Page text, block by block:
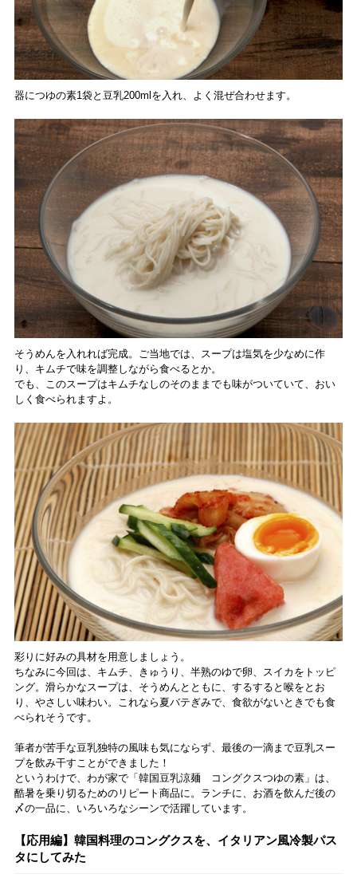
器につゆの素1袋と豆乳200mlを入れ、よく混ぜ合わせます。
そうめんを入れれば完成。ご当地では、スープは塩気を少なめに作
り、キムチで味を調整しながら食べるとか。
でも、このスープはキムチなしのそのままでも味がついていて、おい
しく食べられますよ。
彩りに好みの具材を用意しましょう。
ちなみに今回は、キムチ、きゅうり、半熟のゆで卵、スイカをトッピ
ング。滑らかなスープは、そうめんとともに、するすると喉をとお
り、やさしい味わい。これなら夏バテぎみで、食欲がないときでも食
べられそうです。
筆者が苦手な豆乳独特の風味も気にならず、最後の一滴まで豆乳スー
プを飲み干すことができました！
というわけで、わが家で「韓国豆乳涼麺 コングクスつゆの素」は、
酷暑を乗り切るためのリピート商品に。ランチに、お酒を飲んだ後の
〆の一品に、いろいろなシーンで活躍しています。
【応用編】韓国料理のコングクスを、イタリアン風冷製パス
タにしてみた